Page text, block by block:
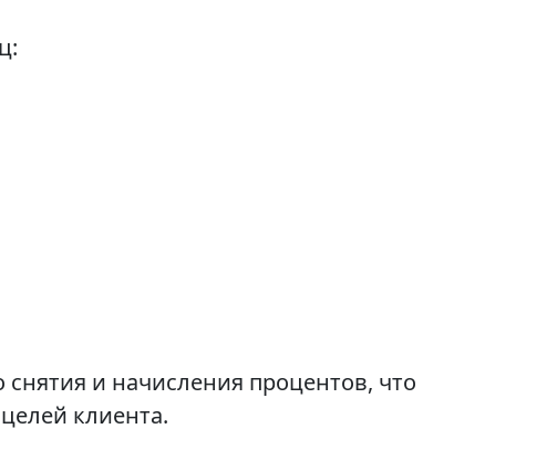
и начисления процентов, что
клиента.